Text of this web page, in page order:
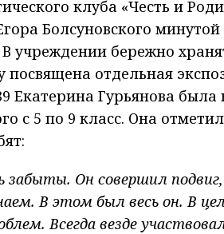
клуба «Честь и
Болсуновского
учреждении бережно
посвящена отдельная
Екатерина Гурьянова была
с 5 по 9 класс. Она
Он совершил
В этом был весь он. В
Всегда везде